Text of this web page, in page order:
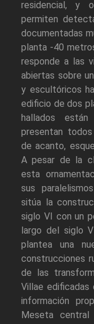
residencial, y
permiten
documentadas
planta -40
responde a las
abiertas sobre
y escultóricos
edificio de dos
hallados
presentan
de acanto,
A pesar de la
esta
sus
sitúa la
siglo VI con un
largo del siglo
plantea una
construcciones
de las
Villae edificadas
información
Meseta